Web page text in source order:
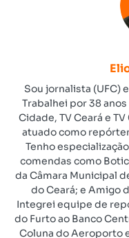
Sou jornalista (UFC)
Trabalhei por 38 anos
Cidade, TV Ceará e
atuado como
Tenho
comendas como
da Câmara Municipal
do Ceará; e Amigo
Integrei equipe de
do Furto ao Banco
Coluna do Aeroporto